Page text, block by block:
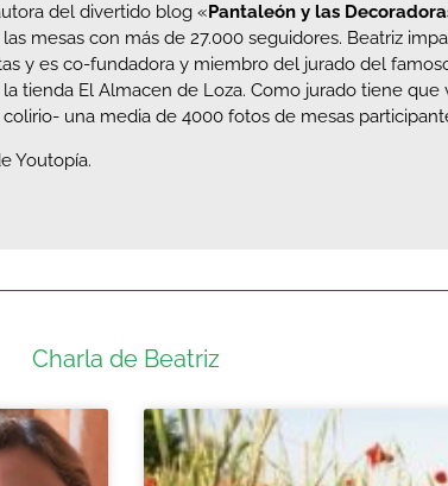
del divertido blog «Pantaleón y las
mesas con más de 27.000 seguidores. Beatriz
y es co-fundadora y miembro del jurado del
tienda El Almacen de Loza. Como jurado tiene
una media de 4000 fotos de mesas
Youtopía.
Charla de Beatriz